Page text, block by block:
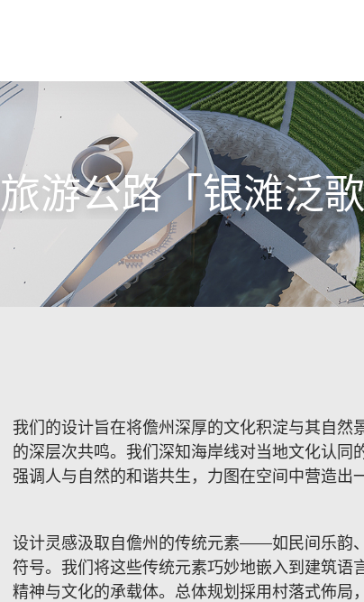
游公路「银滩泛
我们的设计旨在将儋州深厚的文化积淀与其自然
的深层次共鸣。我们深知海岸线对当地文化认同
强调人与自然的和谐共生，力图在空间中营造出
设计灵感汲取自儋州的传统元素——如民间乐韵
符号。我们将这些传统元素巧妙地嵌入到建筑语
精神与文化的承载体。总体规划採用村落式佈局